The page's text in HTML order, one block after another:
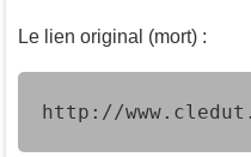
Le lien original (mort) :
http://